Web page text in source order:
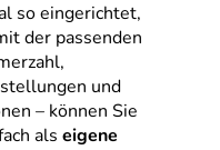
so eingerichtet,
der passenden
und
– können Sie
als eigene